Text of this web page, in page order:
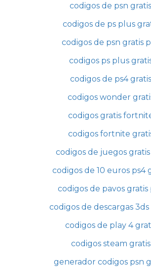
codigos de psn gratis
codigos de ps plus
codigos de psn gratis
codigos ps plus
codigos de ps4 gratis
codigos wonder
codigos gratis
codigos fortnite
codigos de juegos gratis
codigos de 10 euros ps4
codigos de pavos gratis
codigos de descargas 3ds
codigos de play 4
codigos steam gratis
generador codigos psn